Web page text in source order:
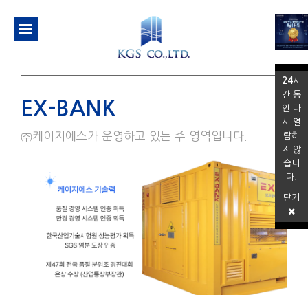
24시
간 동
안 다
시 열
람하
지 않
습니
다.
EX-BANK
㈜케이지에스가 운영하고 있는 주 영역입니다.